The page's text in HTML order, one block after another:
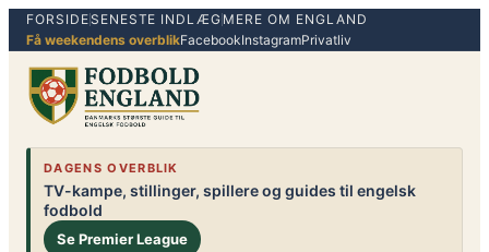
Spring
indhold
FORSIDESENESTE INDLÆGMERE OM ENGLAND
Få weekendens overblikFacebookInstagramPrivatliv
DAGENS OVERBLIK
TV-kampe, stillinger, spillere og guides til engelsk
fodbold
Se Premier League